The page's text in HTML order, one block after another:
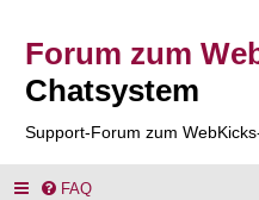
Forum zum
Chatsystem
Support-Forum zum
FAQ